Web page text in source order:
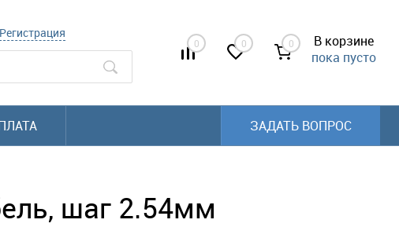
Регистрация
0 0 0
В корзине
пока пусто
ЗАДАТЬ ВОПРОС
шаг 2.54мм